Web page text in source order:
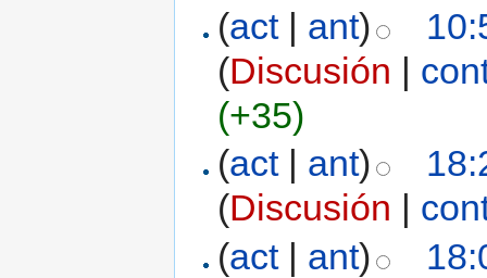
(act| ant)
(Discusión |
(+35)
(act| ant)
(Discusión
(act| ant)